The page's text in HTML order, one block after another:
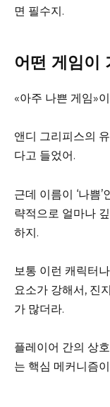
면 필수지.
어떤 게임이
«아주 나쁜 게임»
앤디 그리피스의
다고 들었어.
근데 이름이 ‘나쁨
략적으로 얼마나
하지.
보통 이런 캐릭터
요소가 강해서, 진
가 많더라.
플레이어 간의 상
는 핵심 메커니즘